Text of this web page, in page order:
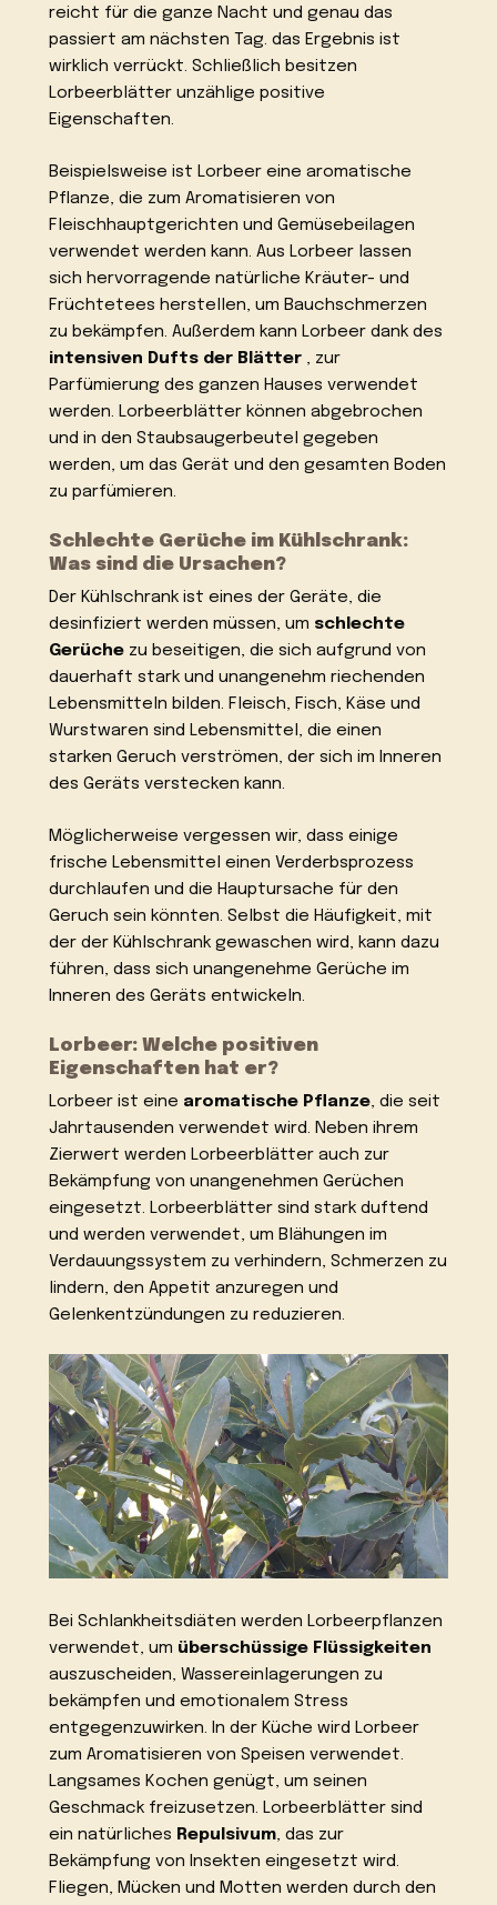
reicht für die ganze Nacht und genau das
passiert am nächsten Tag. das Ergebnis ist
wirklich verrückt. Schließlich besitzen
Lorbeerblätter unzählige positive
Eigenschaften.
Beispielsweise ist Lorbeer eine aromatische
Pflanze, die zum Aromatisieren von
Fleischhauptgerichten und Gemüsebeilagen
verwendet werden kann. Aus Lorbeer lassen
sich hervorragende natürliche Kräuter- und
Früchtetees herstellen, um Bauchschmerzen
zu bekämpfen. Außerdem kann Lorbeer dank des
intensiven Dufts der Blätter , zur
Parfümierung des ganzen Hauses verwendet
werden. Lorbeerblätter können abgebrochen
und in den Staubsaugerbeutel gegeben
werden, um das Gerät und den gesamten Boden
zu parfümieren.
Schlechte Gerüche im Kühlschrank:
Was sind die Ursachen?
Der Kühlschrank ist eines der Geräte, die
desinfiziert werden müssen, um schlechte
Gerüche zu beseitigen, die sich aufgrund von
dauerhaft stark und unangenehm riechenden
Lebensmitteln bilden. Fleisch, Fisch, Käse und
Wurstwaren sind Lebensmittel, die einen
starken Geruch verströmen, der sich im Inneren
des Geräts verstecken kann.
Möglicherweise vergessen wir, dass einige
frische Lebensmittel einen Verderbsprozess
durchlaufen und die Hauptursache für den
Geruch sein könnten. Selbst die Häufigkeit, mit
der der Kühlschrank gewaschen wird, kann dazu
führen, dass sich unangenehme Gerüche im
Inneren des Geräts entwickeln.
Lorbeer: Welche positiven
Eigenschaften hat er?
Lorbeer ist eine aromatische Pflanze, die seit
Jahrtausenden verwendet wird. Neben ihrem
Zierwert werden Lorbeerblätter auch zur
Bekämpfung von unangenehmen Gerüchen
eingesetzt. Lorbeerblätter sind stark duftend
und werden verwendet, um Blähungen im
Verdauungssystem zu verhindern, Schmerzen zu
lindern, den Appetit anzuregen und
Gelenkentzündungen zu reduzieren.
Bei Schlankheitsdiäten werden Lorbeerpflanzen
verwendet, um überschüssige Flüssigkeiten
auszuscheiden, Wassereinlagerungen zu
bekämpfen und emotionalem Stress
entgegenzuwirken. In der Küche wird Lorbeer
zum Aromatisieren von Speisen verwendet.
Langsames Kochen genügt, um seinen
Geschmack freizusetzen. Lorbeerblätter sind
ein natürliches Repulsivum, das zur
Bekämpfung von Insekten eingesetzt wird.
Fliegen, Mücken und Motten werden durch den